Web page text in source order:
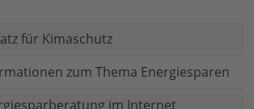
für Kimaschutz
zum Thema Energiesparen
im Internet